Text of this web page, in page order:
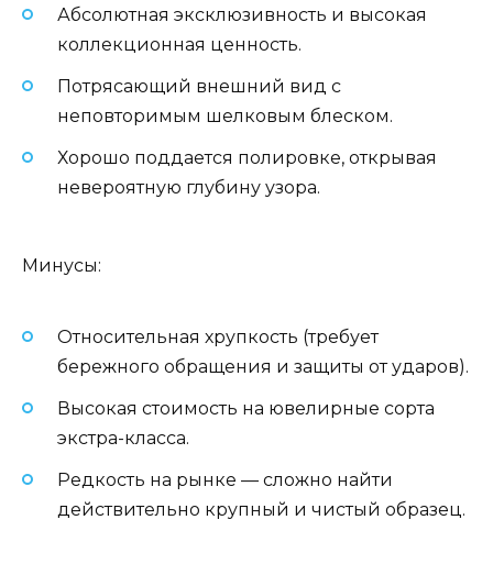
Абсолютная эксклюзивность и высокая
коллекционная ценность.
Потрясающий внешний вид с
неповторимым шелковым блеском.
Хорошо поддается полировке, открывая
невероятную глубину узора.
Минусы:
Относительная хрупкость (требует
бережного обращения и защиты от ударов).
Высокая стоимость на ювелирные сорта
экстра-класса.
Редкость на рынке — сложно найти
действительно крупный и чистый образец.